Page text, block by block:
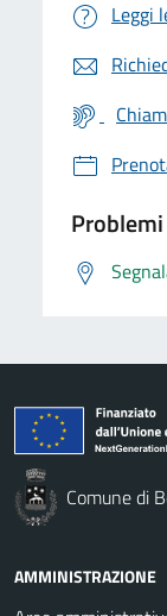
Leggi
Comune di
AMMINISTRAZIONE